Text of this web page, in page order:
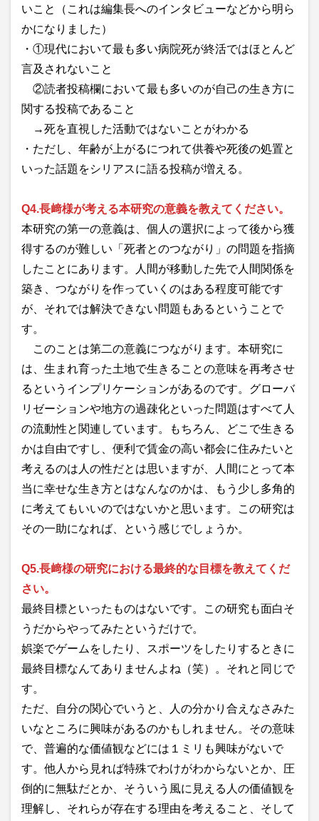
いこと（これは編集長へのインタビューなどから明ら
かになりました）
・①現代において最も多い病院死が終活ではほとんど
言及されないこと
②読者投稿欄において最も多いのが自己の生き方に
関する投稿であること
→死を直視した活動ではないことがわかる
・ただし、年齢が上がるにつれて供養や死後の処置と
いった話題をシリアスに語る投稿が増える。
Q4.長﨑様が考える本研究の意義を教えてください。
本研究の第一の意義は、個人の選択によって後から獲
得するのが難しい「死者とのつながり」の問題を指摘
したことにあります。人間が移動した先で人間関係を
築き、つながりを作っていくのはある程度可能です
が、それでは解決できない問題もあるということで
す。
このことは第二の意義につながります。本研究に
は、生まれ育った土地で生きることの意味を再考させ
るというインプリケーションがあるのです。グローバ
リゼーションや地方の過疎化といった問題はすべて人
の流動性と関連しています。もちろん、どこで生きる
かは自由ですし、便利で賃金の高い都会に住みたいと
考えるのは人の性だとは思いますが、人間にとって本
当に幸せな生き方とはなんなのかは、もう少し多角的
に考えてもいいのではないかと思います。この研究は
その一助になれば、という感じでしょうか。
Q5.長﨑様の研究における最終的な目標を教えてくだ
さい。
最終目標といったものはないです。この研究も面白そ
うだからやってみたというだけで。
娯楽でゲームをしたり、スポーツをしたりするときに
最終目標なんてありませんよね（笑）。それと同じで
す。
ただ、自分の関心でいうと、人の分かり合えなさみた
いなところに興味があるのかもしれません。その意味
で、普遍的な価値観などには１ミリも興味がないで
す。他人から見れば特殊でわけがわからないとか、圧
倒的に無駄だとか、そういう風に見える人の価値観を
理解し、それらが存在する理由を考えること、そして